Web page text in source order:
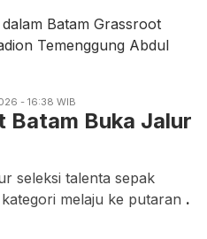
- 16:38 WIB
Batam Buka Jalur
seleksi talenta sepak
melaju ke putaran .